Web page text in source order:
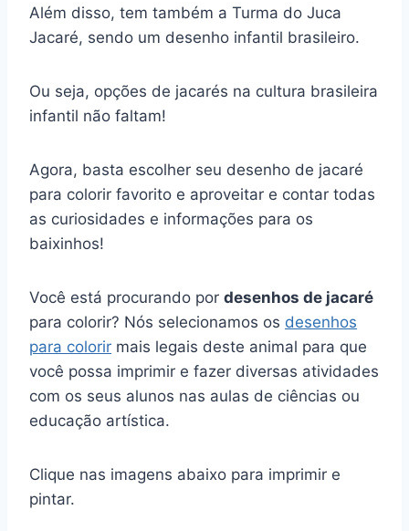
Além disso, tem também a Turma do Juca
Jacaré, sendo um desenho infantil brasileiro.
Ou seja, opções de jacarés na cultura brasileira
infantil não faltam!
Agora, basta escolher seu desenho de jacaré
para colorir favorito e aproveitar e contar todas
as curiosidades e informações para os
baixinhos!
Você está procurando por desenhos de jacaré
para colorir? Nós selecionamos os desenhos
para colorir mais legais deste animal para que
você possa imprimir e fazer diversas atividades
com os seus alunos nas aulas de ciências ou
educação artística.
Clique nas imagens abaixo para imprimir e
pintar.